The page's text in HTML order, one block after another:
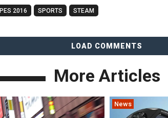
PES 2016 SPORTS STEAM
LOAD COMMENTS
More Articles
News